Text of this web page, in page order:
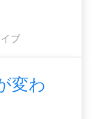
ブ
変わ